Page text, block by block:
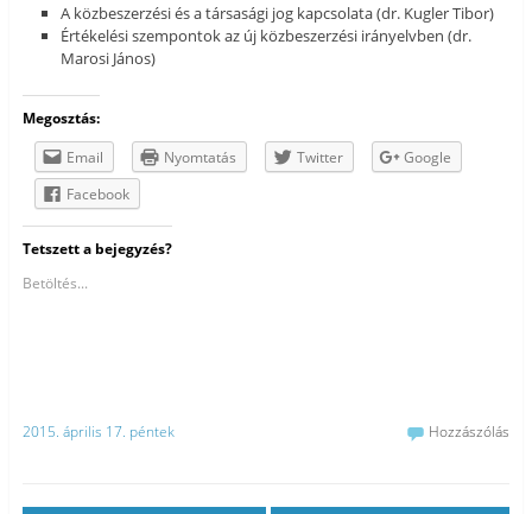
A közbeszerzési és a társasági jog kapcsolata (dr. Kugler Tibor)
Értékelési szempontok az új közbeszerzési irányelvben (dr.
Marosi János)
Megosztás:
Email
Nyomtatás Twitter
Google
Facebook
Tetszett a bejegyzés?
Betöltés...
2015. április 17. péntek Hozzászólás